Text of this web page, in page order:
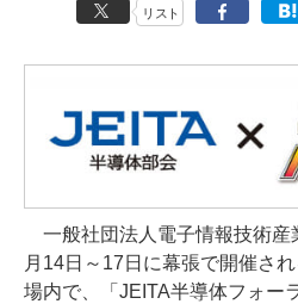
リスト
一般社団法人電子情報技術産
月14日～17日に幕張で開催さ
場内で、「JEITA半導体フォー